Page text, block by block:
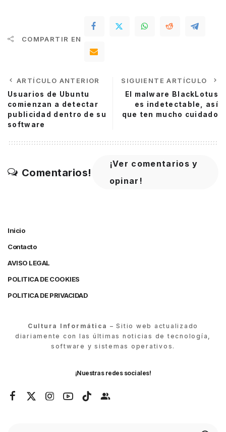
COMPARTIR EN
ARTÍCULO ANTERIOR
Usuarios de Ubuntu
comienzan a detectar
publicidad dentro de su
software
SIGUIENTE ARTÍCULO
El malware BlackLotus
es indetectable, así
que ten mucho cuidado
Comentarios!
¡Ver comentarios y
opinar!
Inicio
Contacto
AVISO LEGAL
POLITICA DE COOKIES
POLITICA DE PRIVACIDAD
Cultura Informática – Sitio web actualizado
diariamente con las últimas noticias de tecnología,
software y sistemas operativos.
¡Nuestras redes sociales!